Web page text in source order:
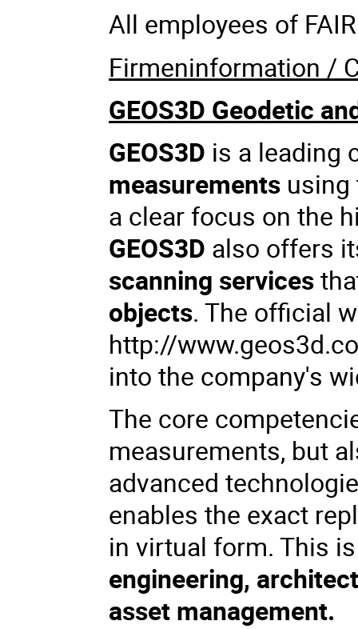
All employees of
Firmeninformation /
GEOS3D Geodetic
GEOS3D is a leading
measurements using
a clear focus on the
GEOS3D also offers
scanning services
objects. The official
http://
into the company's
The core
measurements, but
advanced
enables the exact
in virtual form. This
engineering,
asset management.